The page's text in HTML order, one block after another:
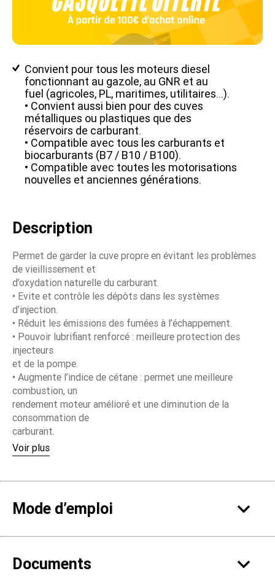
Convient pour tous les moteurs diesel
fonctionnant au gazole, au GNR et au
fuel (agricoles, PL, maritimes, utilitaires…).
• Convient aussi bien pour des cuves
métalliques ou plastiques que des
réservoirs de carburant.
• Compatible avec tous les carburants et
biocarburants (B7 / B10 / B100).
• Compatible avec toutes les motorisations
nouvelles et anciennes générations.
Description
Permet de garder la cuve propre en évitant les problèmes
de vieillissement et
d’oxydation naturelle du carburant.
• Evite et contrôle les dépôts dans les systèmes
d’injection.
• Réduit les émissions des fumées à l’échappement.
• Pouvoir lubrifiant renforcé : meilleure protection des
injecteurs
et de la pompe.
• Augmente l’indice de cétane : permet une meilleure
combustion, un
rendement moteur amélioré et une diminution de la
consommation de
carburant.
• Ne contient pas de métaux lourds, aucun effet néfaste
sur les pots
• N’a aucune influence sur les exigences de la norme NF EN
Voir plus
Mode d’emploi
• Pour une efficacité optimum, traiter à chaque
Documents